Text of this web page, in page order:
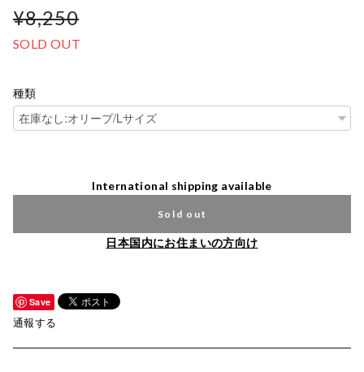
¥8,250
SOLD OUT
種類
International shipping available
Sold out
日本国内にお住まいの方向け
Save
通報する